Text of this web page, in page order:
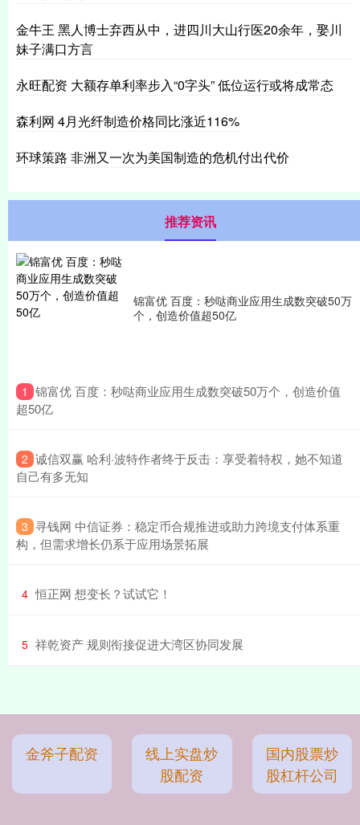
金牛王 黑人博士弃西从中，进四川大山行医20余年，娶川
妹子满口方言
永旺配资 大额存单利率步入“0字头” 低位运行或将成常态
森利网 4月光纤制造价格同比涨近116%
环球策路 非洲又一次为美国制造的危机付出代价
推荐资讯
锦富优 百度：秒哒商业应用生成数突破50万
个，创造价值超50亿
1 ​锦富优 百度：秒哒商业应用生成数突破50万个，创造价值
超50亿
2 ​诚信双赢 哈利·波特作者终于反击：享受着特权，她不知道
自己有多无知
3 ​寻钱网 中信证券：稳定币合规推进或助力跨境支付体系重
构，但需求增长仍系于应用场景拓展
4 ​恒正网 想变长？试试它！
5 ​祥乾资产 规则衔接促进大湾区协同发展
金斧子配资
线上实盘炒
股配资
国内股票炒
股杠杆公司